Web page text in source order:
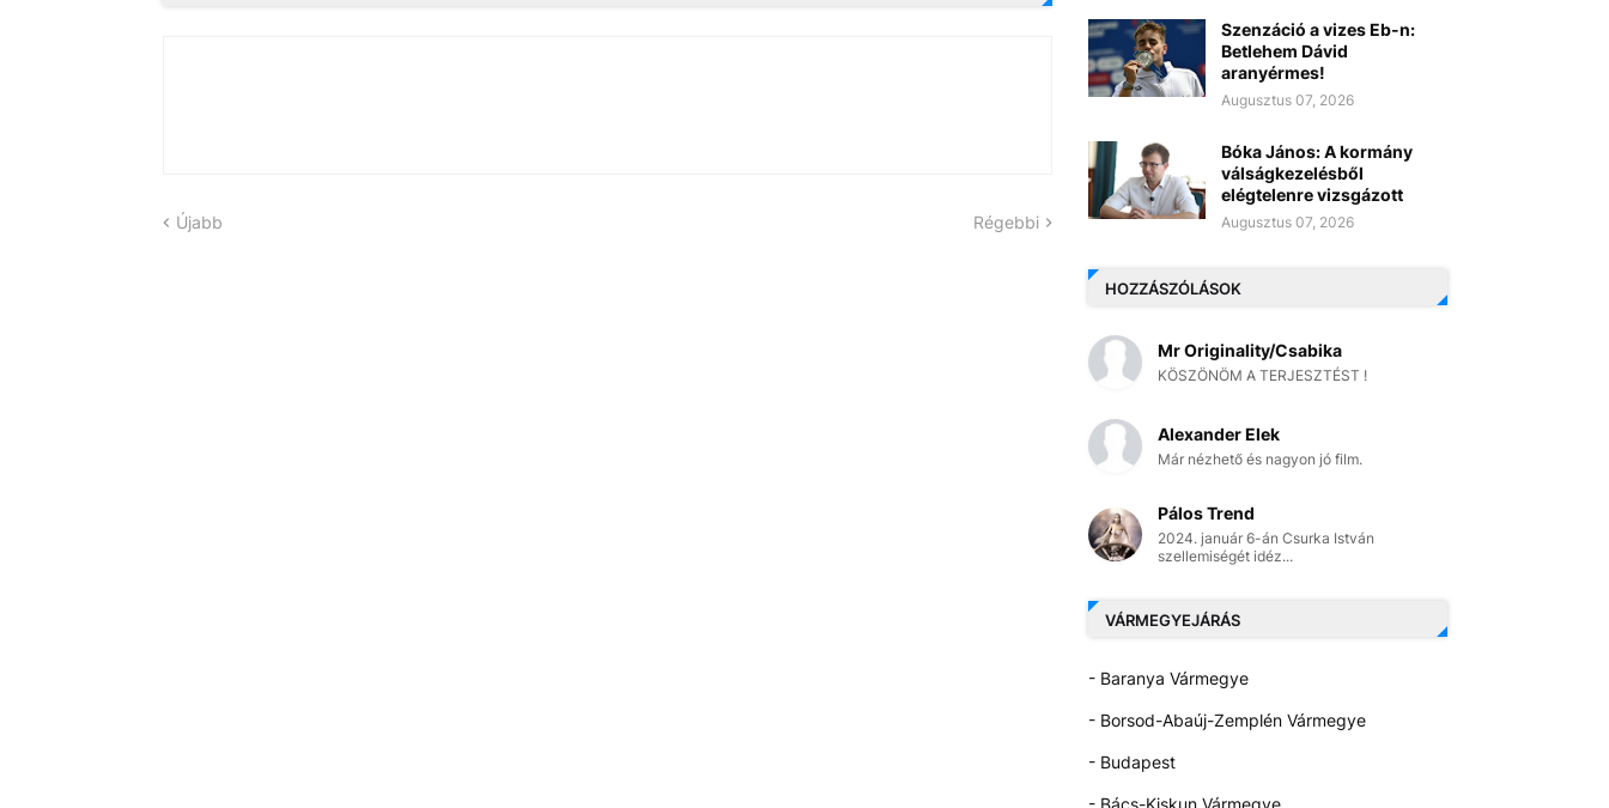
Újabb Régebbi
Szenzáció a vizes Eb-n:
Betlehem Dávid
aranyérmes!
Augusztus 07, 2026
Bóka János: A kormány
válságkezelésből
elégtelenre vizsgázott
Augusztus 07, 2026
HOZZÁSZÓLÁSOK
Mr Originality/Csabika
KÖSZÖNÖM A TERJESZTÉST !
Alexander Elek
Már nézhető és nagyon jó film.
Pálos Trend
2024. január 6-án Csurka István
szellemiségét idéz...
VÁRMEGYEJÁRÁS
- Baranya Vármegye
- Borsod-Abaúj-Zemplén Vármegye
- Budapest
- Bács-Kiskun Vármegye